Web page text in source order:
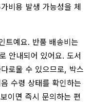
비용 발생 가능성을 체
트예요. 반품 배송비는
안내되어 있어요. 도서
로울 수 있으므로, 박스
수령 상태를 확인하는
이면 즉시 문의하는 편